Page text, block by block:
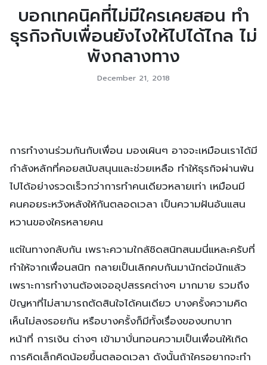
บอกเทคนิคที่ไม่มีใครเคยสอน ทำ
ธุรกิจกับเพื่อนยังไงให้ไปได้ไกล ไม่
พังกลางทาง
December 21, 2018
การทำงานร่วมกันกับเพื่อน มองเผินๆ อาจจะเหมือนเราได้มี
กำลังหลักที่คอยสนับสนุนและช่วยเหลือ ทำให้ธุรกิจผ่านพ้น
ไปได้อย่างรวดเร็วกว่าการทำคนเดียวหลายเท่า เหมือนมี
คนคอยระหวังหลังให้กันตลอดเวลา เป็นความฝันอันแสน
หวานของใครหลายคน
แต่ในทางกลับกัน เพราะความใกล้ชิดสนิทสนมนี่แหละครับที่
ทำให้จากเพื่อนสนิท กลายเป็นเลิกคบกันมานักต่อนักแล้ว
เพราะการทำงานต้องเจออุปสรรคต่างๆ มากมาย รวมถึง
ปัญหาที่ไม่สามารถตัดสินใจได้คนเดียว บางครั้งความคิด
เห็นไม่ลงรอยกัน หรือบางครั้งก็มีทั้งเรื่องของบทบาท
หน้าที่ การเงิน ต่างๆ เข้ามาบั่นทอนความเป็นเพื่อนให้เกิด
การคิดเล็กคิดน้อยขึ้นตลอดเวลา ดังนั้นถ้าใครอยากจะทำ